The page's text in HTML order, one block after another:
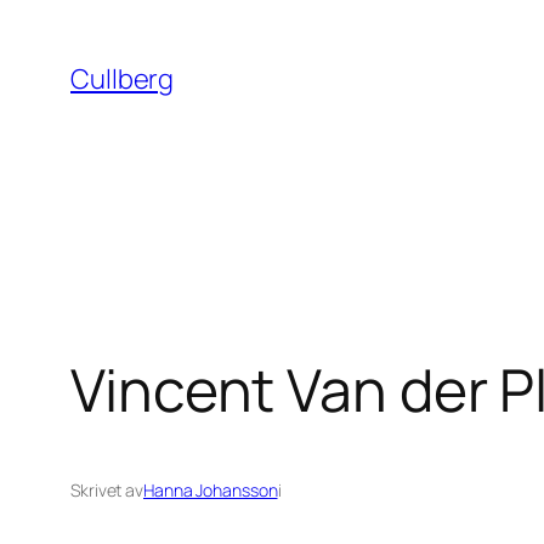
innehåll
Cullberg
Vincent Van der
Skrivet avHanna Johanssoni